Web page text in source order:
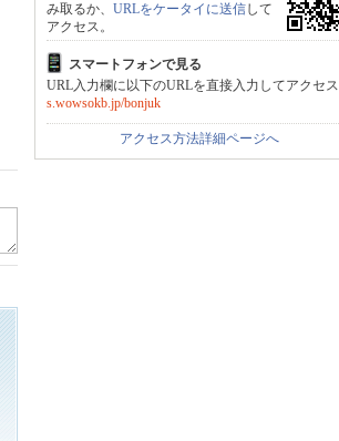
み取るか、 URLをケータイに送信して
アクセス。
スマートフォンで見る
URL入力欄に以下のURLを直接入力してアクセス
s.wowsokb.jp/bonjuk
アクセス方法詳細ページへ